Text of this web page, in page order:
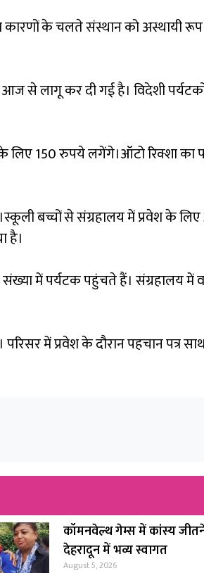
के चलते संस्थान को अस्थायी
से लागू कर दी गई है। विदेशी
लिए 150 रुपये लगेंगे।ऑटो रिक्शा का
बच्चों से संग्रहालय में प्रवेश के लिए
है।
में पर्यटक पहुंचते हैं। संग्रहालय में
में प्रवेश के दौरान पहचान पत्र
कॉमनवेल्थ गेम्स में कांस्य जीतने
देहरादून में भव्य स्वागत
August 5, 2026